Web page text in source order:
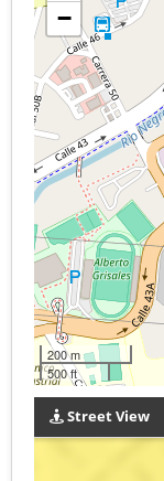
−
200 m
500 ft
Street View